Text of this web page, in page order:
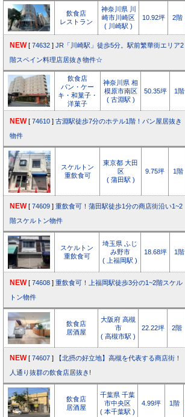
飲食店
レストラン
神奈川県 川
崎市川崎区
( 川崎駅 )
10.92坪 2階
NEW [ 74632 ] JR「川崎駅」徒歩5分。駅前繁華街エリア2
階スペイン料理店居抜き物件☆
飲食店
パン・ケー
キ・和菓子・
洋菓子
神奈川県 相
模原市南区
( 古淵駅 )
50.35坪 1階
NEW [ 74610 ] 古淵駅徒歩7分のホテル1階！パン屋居抜き
物件
スケルトン
重飲食可
東京都 大田
区
( 蒲田駅 )
9.75坪 1階
NEW [ 74609 ] 重飲食可！蒲田駅徒歩1分の商店街沿い1~2
階スケルトン物件
スケルトン
重飲食可
埼玉県 ふじ
み野市
( 上福岡駅 )
18.68坪 1階
NEW [ 74608 ] 重飲食可！上福岡駅徒歩3分の1~2階スケル
トン物件
飲食店
居酒屋
大阪府 高槻
市
( 高槻市駅 )
22.22坪 2階
NEW [ 74607 ]
【北摂の好立地】高槻を代表する商店街！
人通り抜群の飲食店居抜き!
飲食店
居酒屋
千葉県 千葉
市中央区
( 本千葉駅 )
4.99坪 1階